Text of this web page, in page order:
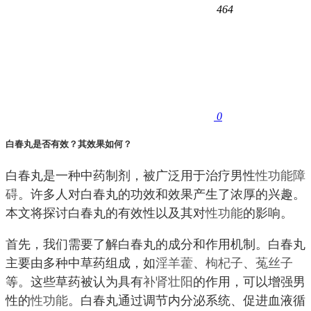
464
0
白春丸是否有效？其效果如何？
白春丸是一种中药制剂，被广泛用于治疗男性性功能障
碍。许多人对白春丸的功效和效果产生了浓厚的兴趣。
本文将探讨白春丸的有效性以及其对性功能的影响。
首先，我们需要了解白春丸的成分和作用机制。白春丸
主要由多种中草药组成，如淫羊藿、 枸杞子、 菟丝子
等。这些草药被认为具有补肾壮阳的作用，可以增强男
性的性功能。白春丸通过调节内分泌系统、促进血液循